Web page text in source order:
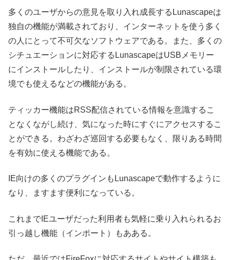
多くのユーザからの意見を取り入れ成長するLunascapeは
独自の機能が満載されており、インターネットを使う多く
の人にとって不可欠なソフトウェアである。また、多くの
シチュエーションに対応するLunascapeはUSBメモリー
にインストールしたり、インストールが制限されている環
境でも使えるなどの機能がある。
ティッカー機能はRSS配信されている情報を意識するこ
となくながし続け、気になった時にすぐにアクセスするこ
とができる。わざわざ巡回する必要もなく、限りある時間
を有効に使える機能である。
IE向けの多くのプラグインもLunascapeで動作するように
なり、ますます便利になっている。
これまでIEユーザだった利用者も気軽に乗り入れられるお
引っ越し機能（インポート）もあある。